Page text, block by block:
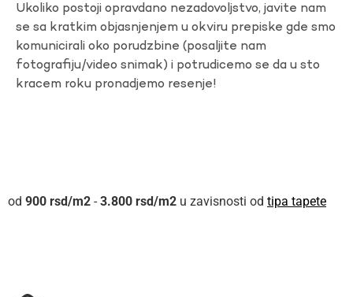
Ukoliko postoji opravdano nezadovoljstvo, javite nam
se sa kratkim objasnjenjem u okviru prepiske gde smo
komunicirali oko porudzbine (posaljite nam
fotografiju/video snimak) i potrudicemo se da u sto
kracem roku pronadjemo resenje!
900 rsd - 3.800 rsd u zavisnosti od tipa tapete